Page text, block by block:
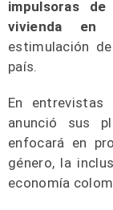
impulsoras
vivienda en
estimulación
país.
En entrevistas
anunció sus
enfocará en
género, la
economía